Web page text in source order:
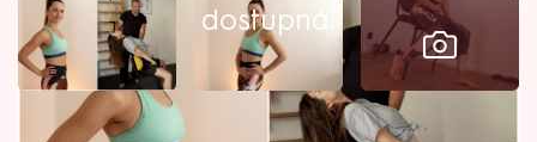
Sledujte prima+
Filmový festival Karlovy Vary
dostupná.